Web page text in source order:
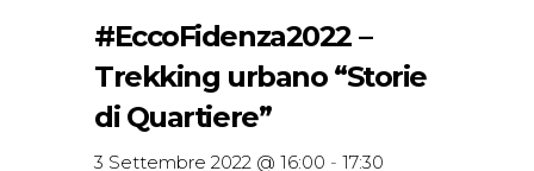
#EccoFidenza2022 –
Trekking urbano “Storie
di Quartiere”
3 Settembre 2022 @ 16:00 - 17:30